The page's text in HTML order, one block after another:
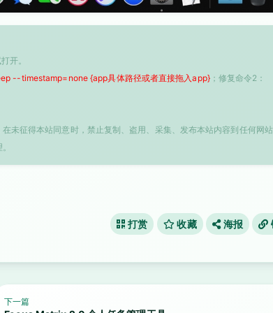
开。
--timestamp=none {app具体路径或者直接拖入app}；修复命令2：
未征得本站同意时，禁止复制、盗用、采集、发布本站内容到任何网
打赏 收藏 海报
下一篇